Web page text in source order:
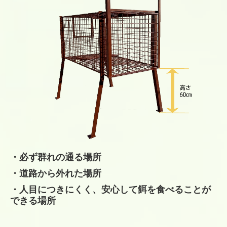
・必ず群れの通る場所
・道路から外れた場所
・人目につきにくく、安心して餌を食べることが
できる場所